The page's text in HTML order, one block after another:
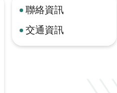
聯絡資訊
交通資訊